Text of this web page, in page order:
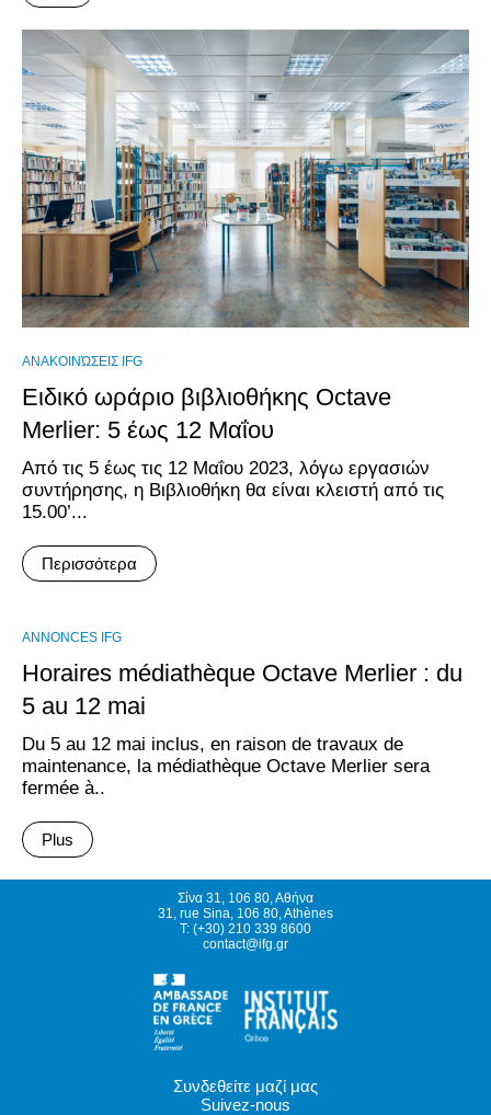
ΑΝΑΚΟΙΝΏΣΕΙΣ IFG
Ειδικό ωράριο βιβλιοθήκης Octave
Merlier: 5 έως 12 Μαΐου
Από τις 5 έως τις 12 Μαΐου 2023, λόγω εργασιών
συντήρησης, η Βιβλιοθήκη θα είναι κλειστή από τις
15.00’...
Περισσότερα
ANNONCES IFG
Horaires médiathèque Octave Merlier : du
5 au 12 mai
Du 5 au 12 mai inclus, en raison de travaux de
maintenance, la médiathèque Octave Merlier sera
fermée à..
Plus
Σίνα 31, 106 80, Αθήνα
31, rue Sina, 106 80, Athènes
T: (+30) 210 339 8600
contact@ifg.gr
Συνδεθείτε μαζί μας
Suivez-nous